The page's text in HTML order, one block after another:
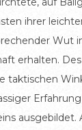
ihrer
Wut
erhalten.
taktischen
ausgebildet.